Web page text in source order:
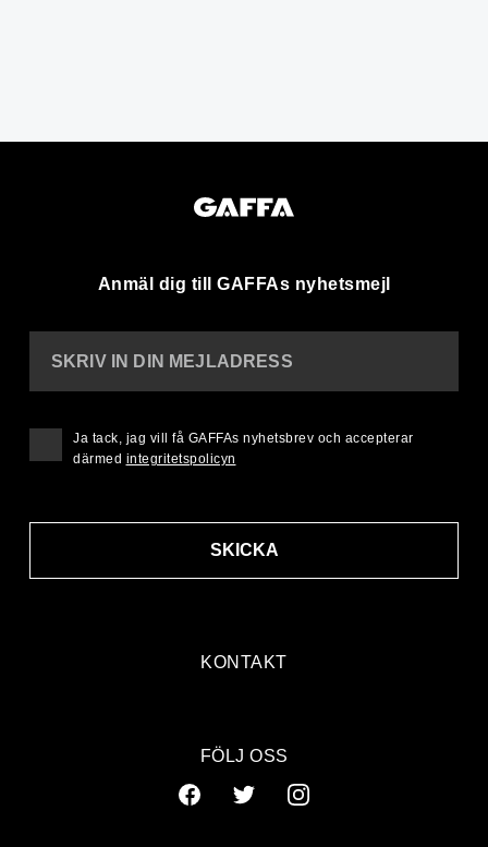
Anmäl dig till GAFFAs nyhetsmejl
KONTAKT
SKRIV IN DIN MEJLADRESS
SKICKA
Ja tack, jag vill få GAFFAs nyhetsbrev och accepterar
därmed integritetspolicyn
FÖLJ OSS